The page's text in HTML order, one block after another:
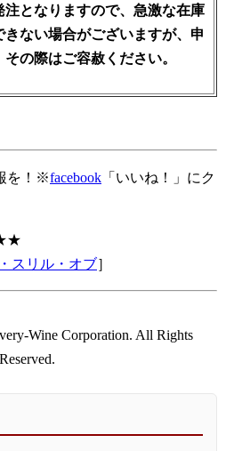
注となりますので、急激な在庫
ない場合がございますが、申
の際はご容赦ください。
を！※facebook 「いいね！」にク
スリル・オブ］
Wine Corporation. All Rights
Reserved.